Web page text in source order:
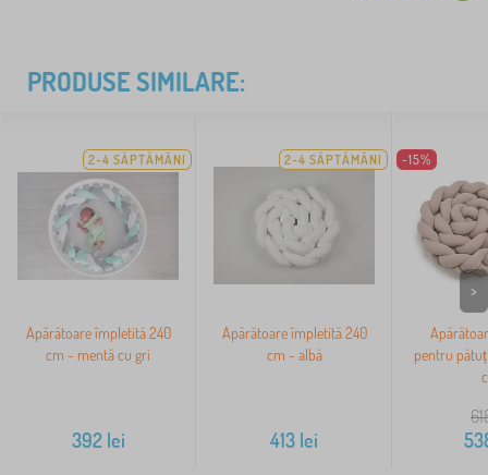
PRODUSE SIMILARE:
2-4 SĂPTĂMÂNI
Apărătoare împletită 240
cm - mentă cu gri
392lei
2-4 SĂPTĂMÂNI
Apărătoare împletită 240
cm - albă
413 lei
-15%
pentru
>